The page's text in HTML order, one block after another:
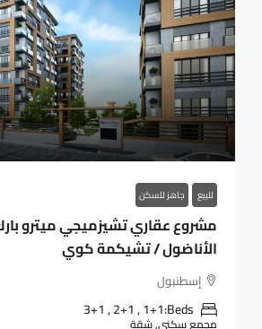
للبيع جاهز للسكن
مشروع عقاري تشيزميجي ميترو
الأناضول / تشيكمة كوي
إسطنبول
Beds:
1+1 , 2+1 , 3+1
مجمع سكني, شقة